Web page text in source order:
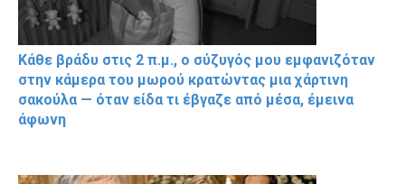
Κάθε βράδυ στις 2 π.μ., ο σύζυγός μου εμφανιζόταν
στην κάμερα του μωρού κρατώντας μια χάρτινη
σακούλα — όταν είδα τι έβγαζε από μέσα, έμεινα
άφωνη